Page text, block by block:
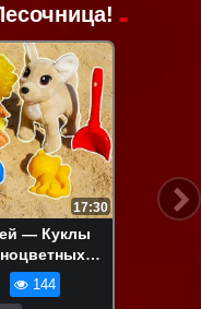
17:30
— Куклы
видео для
144